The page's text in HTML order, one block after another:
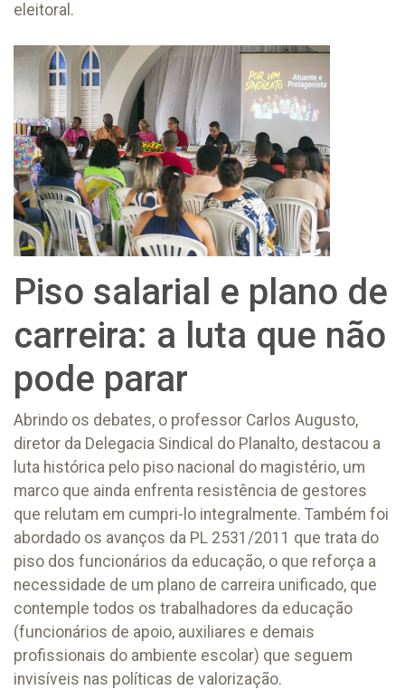
eleitoral.
Piso salarial e plano de
carreira: a luta que não
pode parar
Abrindo os debates, o professor Carlos Augusto,
diretor da Delegacia Sindical do Planalto, destacou a
luta histórica pelo piso nacional do magistério, um
marco que ainda enfrenta resistência de gestores
que relutam em cumpri-lo integralmente. Também foi
abordado os avanços da PL 2531/2011 que trata do
piso dos funcionários da educação, o que reforça a
necessidade de um plano de carreira unificado, que
contemple todos os trabalhadores da educação
(funcionários de apoio, auxiliares e demais
profissionais do ambiente escolar) que seguem
invisíveis nas políticas de valorização.